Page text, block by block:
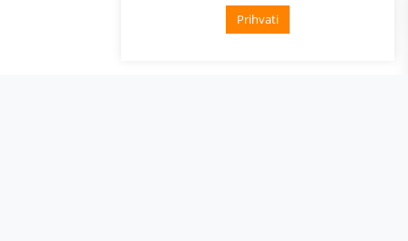
Prihvati
👋 Zdravo, kako mogu pomoći